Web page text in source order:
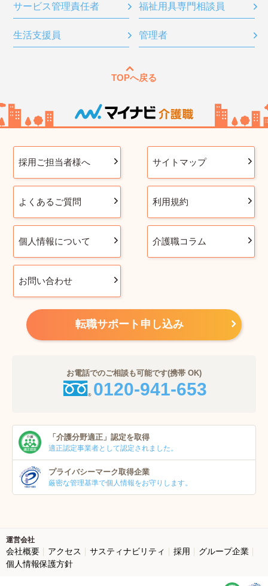
サービス管理責任者 福祉用具専門相談員
生活支援員 管理者
TOPへ戻る
採用ご担当者様へ サイトマップ
よくあるご質問 利用規約
個人情報について 介護職コラム
お問い合わせ
転職サポート申し込み
お電話でのご相談も可能です(携帯 OK)
0120-941-653
「介護分野適正」 認定を取得
適正認定事業者として認定されました。
プライバシーマーク取得企業
厳密な管理基準で個人情報をお守りします。
運営会社
会社概要 アクセス サスティナビリティ 採用
グループ企業
個人情報保護方針